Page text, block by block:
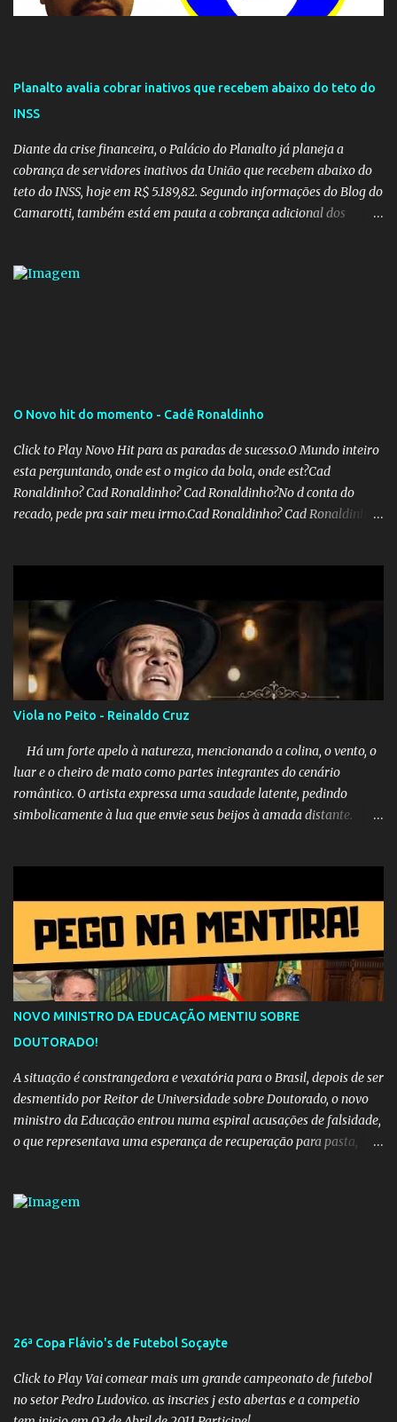
Planalto avalia cobrar inativos que recebem abaixo do teto do
INSS
Diante da crise financeira, o Palácio do Planalto já planeja a
cobrança de servidores inativos da União que recebem abaixo do
teto do INSS, hoje em R$ 5.189,82. Segundo informações do Blog do
Camarotti, também está em pauta a cobrança adicional dos
aumentar o percentual de recolhimento para 14%. De acordo com
O Novo hit do momento - Cadê Ronaldinho
Click to Play Novo Hit para as paradas de sucesso.O Mundo inteiro
esta perguntando, onde est o mgico da bola, onde est?Cad
Ronaldinho? Cad Ronaldinho? Cad Ronaldinho?No d conta do
recado, pede pra sair meu irmo.Cad Ronaldinho? Cad Ronaldinho?
Viola no Peito - Reinaldo Cruz
Há um forte apelo à natureza, mencionando a colina, o vento, o
luar e o cheiro de mato como partes integrantes do cenário
romântico. O artista expressa uma saudade latente, pedindo
simbolicamente à lua que envie seus beijos à amada distante. A
que continuará esperando enquanto houver canções para entoar. A
obra conclui como uma promessa de fidelidade e esperança no
reencontro, unindo a tradição da viola com o sentimento universal
do amor. No geral, o vídeo apresenta uma narrativa lírica sobre a
persistência do afeto através do tempo e do espaço. YouTube
YouTube YouTube
NOVO MINISTRO DA EDUCAÇÃO MENTIU SOBRE
DOUTORADO!
A situação é constrangedora e vexatória para o Brasil, depois de ser
desmentido por Reitor de Universidade sobre Doutorado, o novo
ministro da Educação entrou numa espiral acusações de falsidade,
o que representava uma esperança de recuperação para pasta,
Educação é um dos mais importantes do governo, em um ano e
afinal de contas como acreditar em algo proposto pelo novo
ministro sem imaginar que ele só esta querendo auferir vantagens
pessoais em uma pasta de tamanha envergadura e influência na
vida dos brasileiros. Evelin Azevedo escreveu brilhantemen...
26ª Copa Flávio's de Futebol Soçayte
Click to Play Vai comear mais um grande campeonato de futebol
no setor Pedro Ludovico. as inscries j esto abertas e a competio